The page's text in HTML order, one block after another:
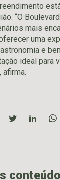
“O
mais
uma
e
ideal para
afirma.